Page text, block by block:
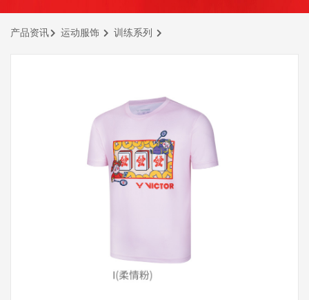
产品资讯 运动服饰 训练系列